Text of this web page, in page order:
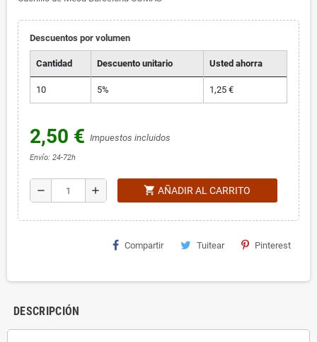
Descuentos por volumen
Cantidad Descuento unitario Usted ahorra
10 5% 1,25 €
2,50 € Impuestos incluidos
Envío: 24-72h
remove add shopping_cart AÑADIR AL CARRITO
Compartir Tuitear Pinterest
DESCRIPCIÓN